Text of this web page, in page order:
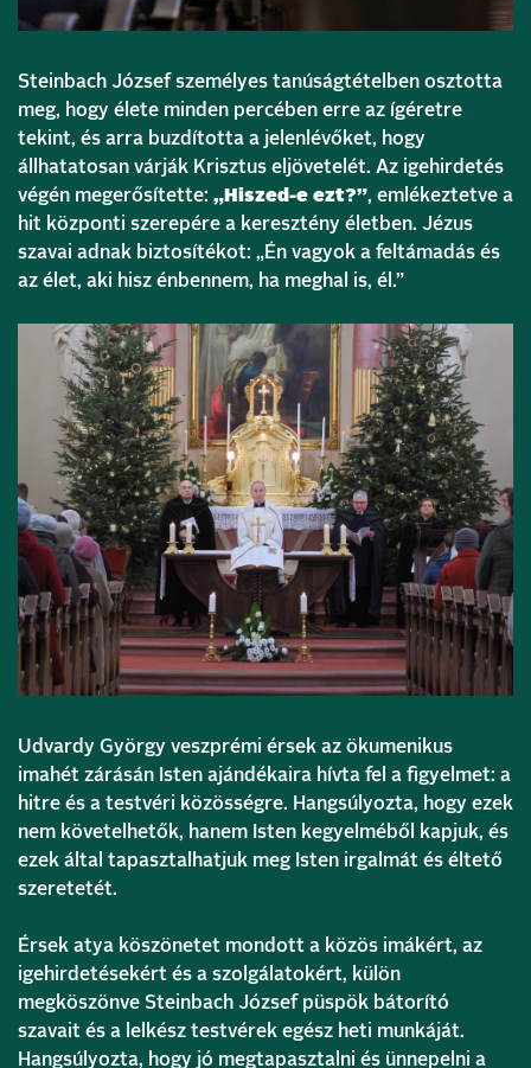
Steinbach József személyes tanúságtételben osztotta
meg, hogy élete minden percében erre az ígéretre
tekint, és arra buzdította a jelenlévőket, hogy
állhatatosan várják Krisztus eljövetelét. Az igehirdetés
végén megerősítette: „Hiszed-e ezt?”, emlékeztetve a
hit központi szerepére a keresztény életben. Jézus
szavai adnak biztosítékot: „Én vagyok a feltámadás és
az élet, aki hisz énbennem, ha meghal is, él.”
Udvardy György veszprémi érsek az ökumenikus
imahét zárásán Isten ajándékaira hívta fel a figyelmet: a
hitre és a testvéri közösségre. Hangsúlyozta, hogy ezek
nem követelhetők, hanem Isten kegyelméből kapjuk, és
ezek által tapasztalhatjuk meg Isten irgalmát és éltető
szeretetét.
Érsek atya köszönetet mondott a közös imákért, az
igehirdetésekért és a szolgálatokért, külön
megköszönve Steinbach József püspök bátorító
szavait és a lelkész testvérek egész heti munkáját.
Hangsúlyozta, hogy jó megtapasztalni és ünnepelni a